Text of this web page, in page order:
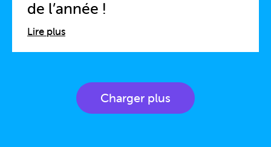
de l’année !
Lire plus
Charger plus